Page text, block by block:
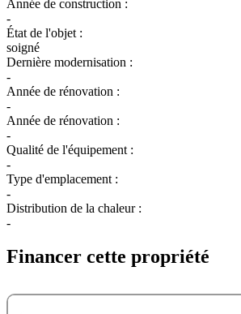
Année de construction :
-
État de l'objet :
soigné
Dernière modernisation :
-
Année de rénovation :
-
Année de rénovation :
-
Qualité de l'équipement :
-
Type d'emplacement :
-
Distribution de la chaleur :
-
Financer cette propriété